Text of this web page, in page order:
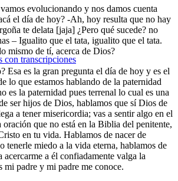
con transcripciones
evolucionando y nos damos cuenta
el día de hoy? -Ah, hoy resulta que no hay
te delata [jaja] ¿Pero qué sucede? no
– Igualito que el tata, igualito que el tata.
mismo de tí, acerca de Dios?
Esa es la gran pregunta el día de hoy y es el
lo que estamos hablando de la paternidad
es la paternidad pues terrenal lo cual es una
ser hijos de Dios, hablamos que sí Dios de
a tener misericordia; vas a sentir algo en el
oración que no está en la Biblia del penitente,
en tu vida. Hablamos de nacer de
tenerle miedo a la vida eterna, hablamos de
acercarme a él confiadamente valga la
mi padre y mi padre me conoce.